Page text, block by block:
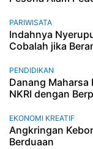
PARIWISATA
Indahnya
Cobalah jika
PENDIDIKAN
Danang Maharsa
NKRI dengan
EKONOMI KREATIF
Angkringan
Berduaan